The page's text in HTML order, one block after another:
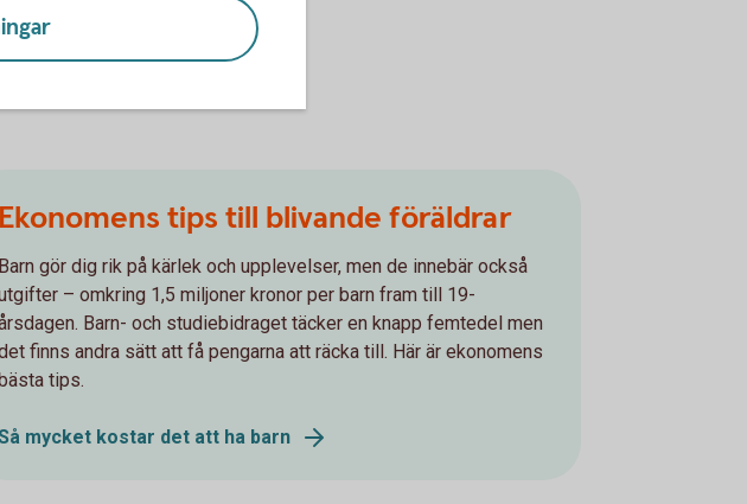
Ekonomens tips till blivande föräldrar
Barn gör dig rik på kärlek och upplevelser, men de innebär också
– omkring 1,5 miljoner kronor per barn fram till 19-
Barn- och studiebidraget täcker en knapp femtedel men
finns andra sätt att få pengarna att räcka till. Här är ekonomens
tips.
mycket kostar det att ha barn